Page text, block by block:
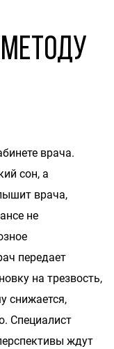
врача.
сон, а
врача,
не
передает
на трезвость,
снижается,
Специалист
ждут